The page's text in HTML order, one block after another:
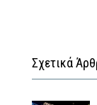
Σχετικά